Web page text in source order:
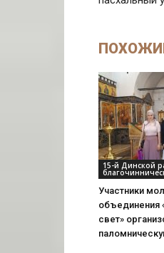
15-й Динской
Участники
объединения
свет»